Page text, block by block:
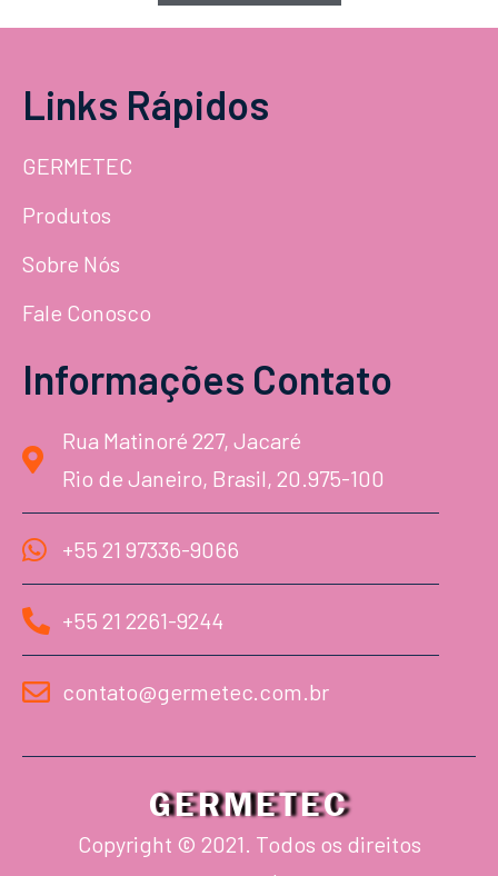
Links Rápidos
GERMETEC
Produtos
Sobre Nós
Fale Conosco
Informações Contato
Rua Matinoré 227, Jacaré
Rio de Janeiro, Brasil, 20.975-100
+55 21 97336-9066
+55 21 2261-9244
contato@germetec.com.br
GERMETEC
Copyright © 2021. Todos os direitos